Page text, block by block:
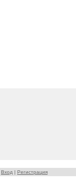
Вход | Регистрация